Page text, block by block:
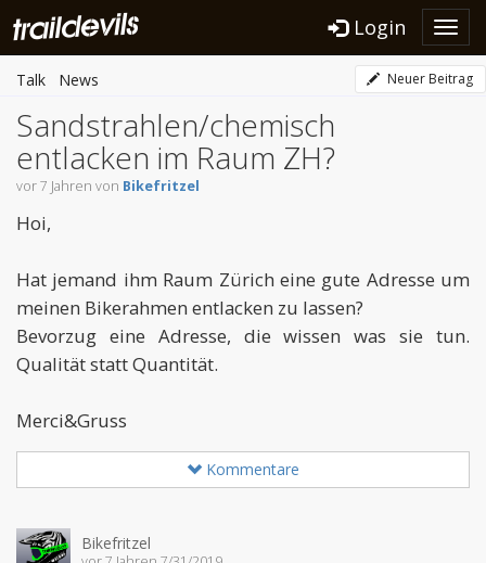
Login
Talk News Neuer Beitrag
Sandstrahlen/chemisch
entlacken im Raum ZH?
vor 7 Jahren von Bikefritzel
Hoi,
Hat jemand ihm Raum Zürich eine gute Adresse um
meinen Bikerahmen entlacken zu lassen?
Bevorzug eine Adresse, die wissen was sie tun.
Qualität statt Quantität.
Merci&Gruss
Kommentare
Bikefritzel